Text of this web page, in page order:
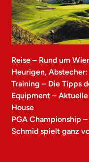
Reise – Rund um
Heurigen,
Training – Die Tipps
Equipment –
House
PGA Championship
Schmid spielt ganz